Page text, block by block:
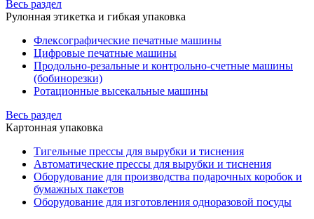
Весь раздел
Рулонная этикетка и гибкая упаковка
Флексографические печатные машины
Цифровые печатные машины
Продольно-резальные и контрольно-счетные машины
(бобинорезки)
Ротационные высекальные машины
Весь раздел
Картонная упаковка
Тигельные прессы для вырубки и тиснения
Автоматические прессы для вырубки и тиснения
Оборудование для производства подарочных коробок и
бумажных пакетов
Оборудование для изготовления одноразовой посуды